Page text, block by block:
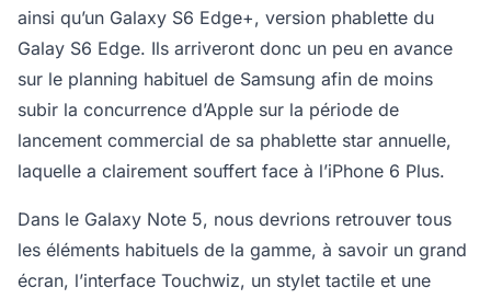
ainsi qu’un Galaxy S6 Edge+, version phablette du
Galay S6 Edge. Ils arriveront donc un peu en avance
sur le planning habituel de Samsung afin de moins
subir la concurrence d’Apple sur la période de
lancement commercial de sa phablette star annuelle,
laquelle a clairement souffert face à l’iPhone 6 Plus.
Dans le Galaxy Note 5, nous devrions retrouver tous
les éléments habituels de la gamme, à savoir un grand
écran, l’interface Touchwiz, un stylet tactile et une